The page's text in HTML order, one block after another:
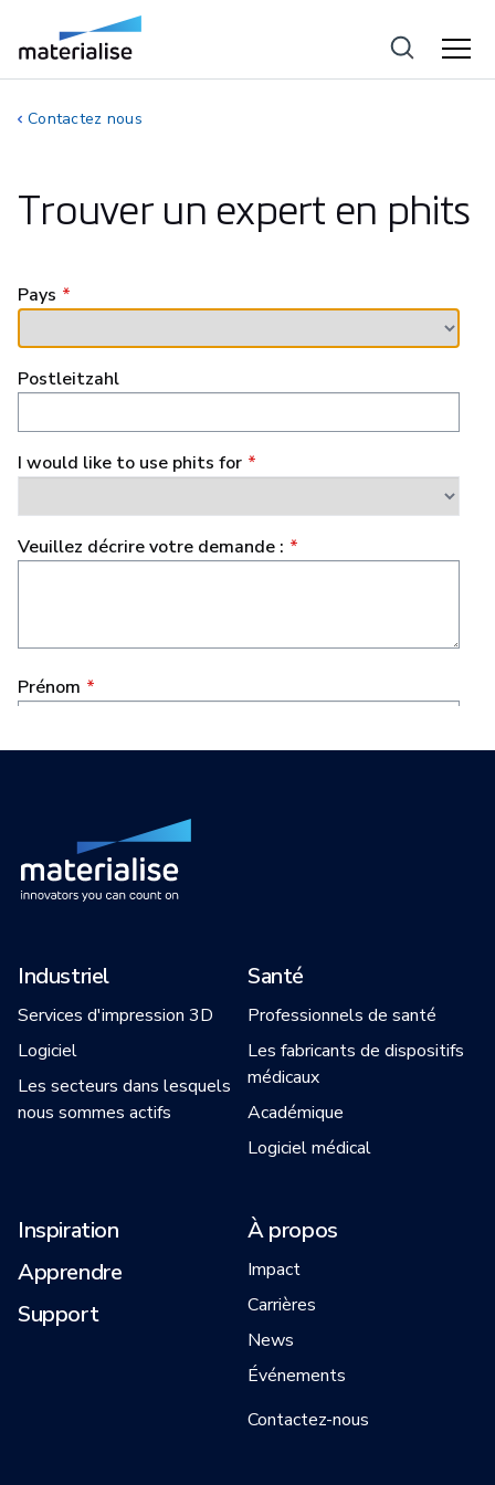
Contactez nous
Trouver un expert en phits
Industriel
Services d'impression 3D
Logiciel
Les secteurs dans lesquels
nous sommes actifs
Santé
Professionnels de santé
Les fabricants de dispositifs
médicaux
Académique
Logiciel médical
Inspiration
Apprendre
Support
À propos
Impact
Carrières
News
Événements
Contactez-nous